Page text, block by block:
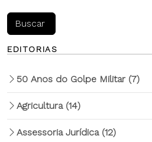
EDITORIAS
50 Anos do Golpe Militar (7)
Agricultura (14)
Assessoria Jurídica (12)